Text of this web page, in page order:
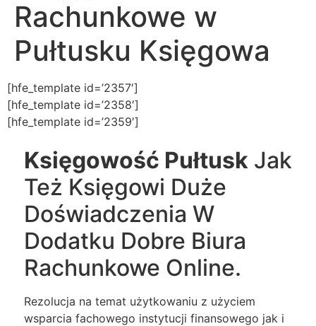
Rachunkowe w
Pułtusku Księgowa
[hfe_template id=’2357′]
[hfe_template id=’2358′]
[hfe_template id=’2359′]
Księgowość Pułtusk Jak
Też Księgowi Duże
Doświadczenia W
Dodatku Dobre Biura
Rachunkowe Online.
Rezolucja na temat użytkowaniu z użyciem
wsparcia fachowego instytucji finansowego jak i